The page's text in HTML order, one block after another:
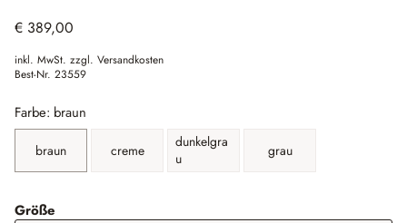
€ 389,00
inkl. MwSt. zzgl. Versandkosten
Best-Nr. 23559
Farbe: braun
braun creme
dunkelgra
u
grau
Größe